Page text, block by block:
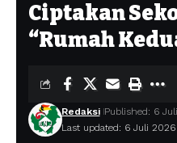
Ciptakan
“Rumah
Last updated: 6 Juli 2026
Redaksi Published: 6